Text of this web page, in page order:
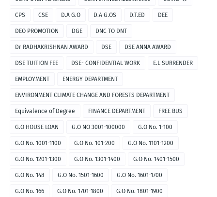
CPS CSE D.A G.O D.A G.OS D.T.ED DEE
DEO PROMOTION DGE DNC TO DNT
Dr RADHAKRISHNAN AWARD DSE DSE ANNA AWARD
DSE TUITION FEE DSE- CONFIDENTIAL WORK E.L SURRENDER
EMPLOYMENT ENERGY DEPARTMENT
ENVIRONMENT CLIMATE CHANGE AND FORESTS DEPARTMENT
Equivalence of Degree FINANCE DEPARTMENT FREE BUS
G.O HOUSE LOAN G.O NO 3001-100000 G.O No. 1-100
G.O No. 1001-1100 G.O No. 101-200 G.O No. 1101-1200
G.O No. 1201-1300 G.O No. 1301-1400 G.O No. 1401-1500
G.O No. 148 G.O No. 1501-1600 G.O No. 1601-1700
G.O No. 166 G.O No. 1701-1800 G.O No. 1801-1900